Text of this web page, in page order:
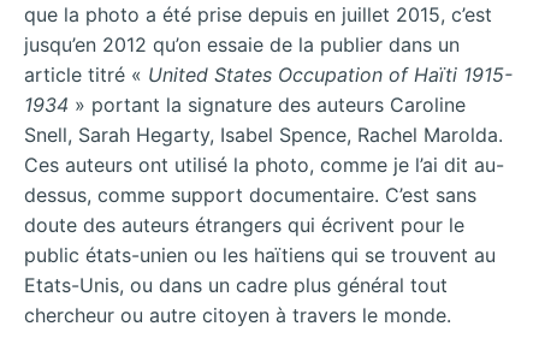
que la photo a été prise depuis en juillet 2015, c’est
jusqu’en 2012 qu’on essaie de la publier dans un
article titré « United States Occupation of Haïti 1915-
1934 » portant la signature des auteurs Caroline
Snell, Sarah Hegarty, Isabel Spence, Rachel Marolda.
Ces auteurs ont utilisé la photo, comme je l’ai dit au-
dessus, comme support documentaire. C’est sans
doute des auteurs étrangers qui écrivent pour le
public états-unien ou les haïtiens qui se trouvent au
Etats-Unis, ou dans un cadre plus général tout
chercheur ou autre citoyen à travers le monde.